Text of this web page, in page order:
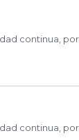
continua,
continua,